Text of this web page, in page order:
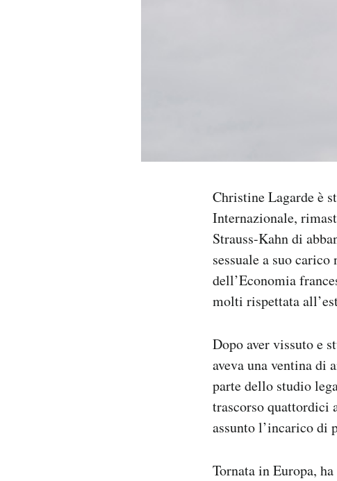
Christine Lagarde è
Internazionale,
Strauss-Kahn di
sessuale a suo
dell’Economia
molti rispettata
Dopo aver vissuto e
aveva una ventina di
parte dello studio
trascorso quattordici
assunto l’incarico di
Tornata in Europa,